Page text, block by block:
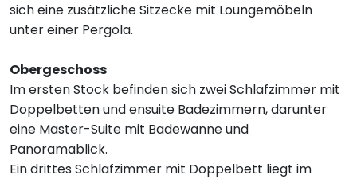
sich eine zusätzliche Sitzecke mit Loungemöbeln
unter einer Pergola.
Obergeschoss
Im ersten Stock befinden sich zwei Schlafzimmer mit
Doppelbetten und ensuite Badezimmern, darunter
eine Master-Suite mit Badewanne und
Panoramablick.
Ein drittes Schlafzimmer mit Doppelbett liegt im